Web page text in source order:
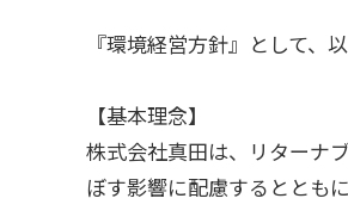
『環境経営方針』として、
【基本理念】
株式会社真田は、リターナ
ぼす影響に配慮するととも